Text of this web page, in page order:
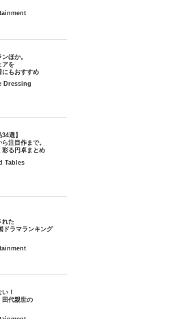
ほか。
アを
にもおすすめ
Dressing
選】
注目作まで。
彩る円卓まとめ
Tables
れた
ドラマランキング
！
田代親世の